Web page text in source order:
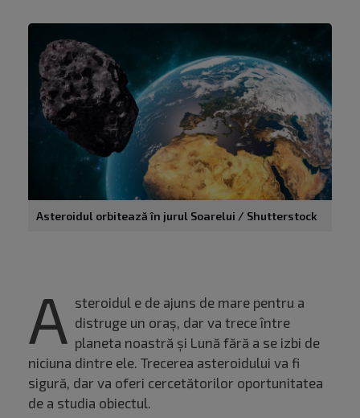
Asteroidul orbitează în jurul Soarelui / Shutterstock
A steroidul e de ajuns de mare pentru a
distruge un oraș, dar va trece între
planeta noastră și Lună fără a se izbi de
niciuna dintre ele. Trecerea asteroidului va fi
sigură, dar va oferi cercetătorilor oportunitatea
de a studia obiectul.